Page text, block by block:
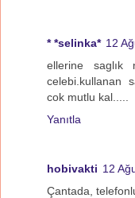
* *selinka* 12
ellerine saglık
celebi.kullanan
cok mutlu kal.....
Yanıtla
hobivakti 12
Çantada,